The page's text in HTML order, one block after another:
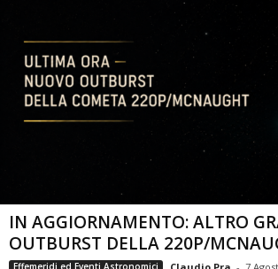
IN AGGIORNAMENTO: ALTRO
OUTBURST DELLA 220P/